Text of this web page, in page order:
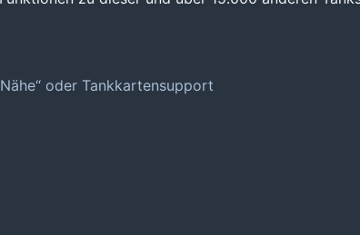
oder Tankkartensupport